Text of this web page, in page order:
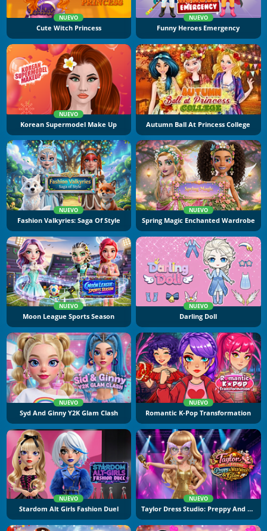
NUEVO
Cute Witch Princess
NUEVO
Funny Heroes Emergency
NUEVO
Korean Supermodel Make Up Autumn Ball At Princess College
NUEVO
Fashion Valkyries: Saga Of Style
NUEVO
Spring Magic Enchanted Wardrobe
NUEVO
Moon League Sports Season
NUEVO
Darling Doll
NUEVO
Syd And Ginny Y2K Glam Clash
NUEVO
Romantic K-Pop Transformation
NUEVO
Stardom Alt Girls Fashion Duel
NUEVO
Taylor Dress Studio: Preppy And Wild West Glam